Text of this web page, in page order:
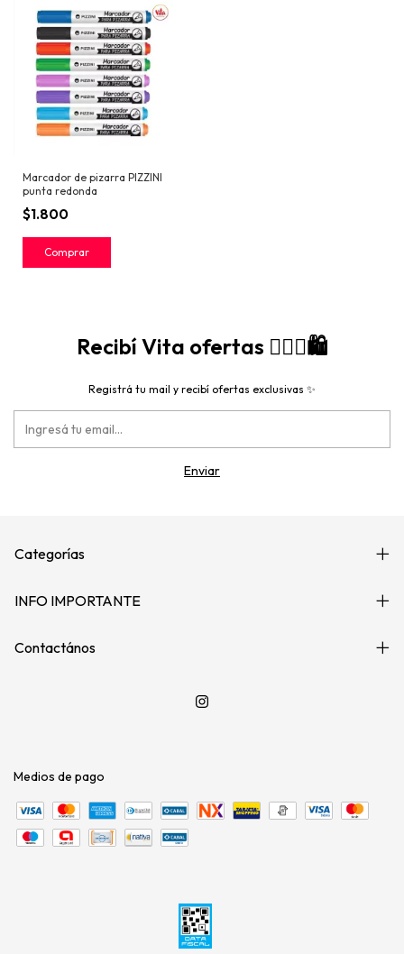
Marcador de pizarra PIZZINI
punta redonda
$1.800
Comprar
Recibí Vita ofertas 🙋🏻‍♀️🛍️
Registrá tu mail y recibí ofertas exclusivas ✨
Categorías
INFO IMPORTANTE
Contactános
Medios de pago